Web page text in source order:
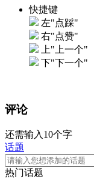
快捷键
左"点踩"
右"点赞"
上"上一个"
下"下一个"
评论
还需输入10个字
话题
热门话题